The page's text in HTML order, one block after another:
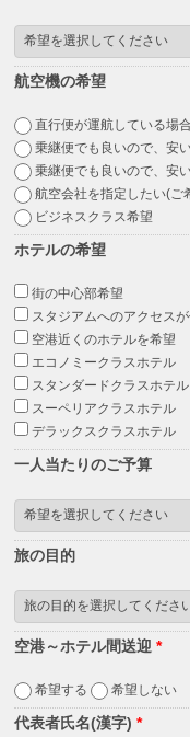
航空機の希望
直行便が運航している場
乗継便でも良いので、安
乗継便でも良いので、安
航空会社を指定したい(ご
ビジネスクラス希望
ホテルの希望
街の中心部希望
スタジアムへのアクセス
空港近くのホテルを希望
エコノミークラスホテル
スタンダードクラスホテル
スーペリアクラスホテル
デラックスクラスホテル
一人当たりのご予算
旅の目的
空港～ホテル間送迎*
希望する 希望しない
代表者氏名(漢字)*